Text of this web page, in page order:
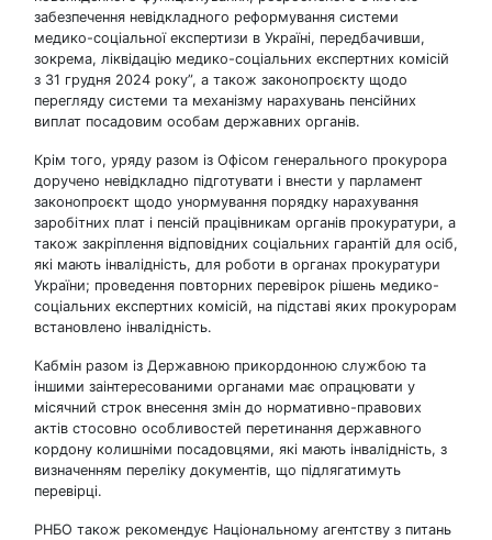
забезпечення невідкладного реформування системи
медико-соціальної експертизи в Україні, передбачивши,
зокрема, ліквідацію медико-соціальних експертних комісій
з 31 грудня 2024 року”, а також законопроєкту щодо
перегляду системи та механізму нарахувань пенсійних
виплат посадовим особам державних органів.
Крім того, уряду разом із Офісом генерального прокурора
доручено невідкладно підготувати і внести у парламент
законопроєкт щодо унормування порядку нарахування
заробітних плат і пенсій працівникам органів прокуратури, а
також закріплення відповідних соціальних гарантій для осіб,
які мають інвалідність, для роботи в органах прокуратури
України; проведення повторних перевірок рішень медико-
соціальних експертних комісій, на підставі яких прокурорам
встановлено інвалідність.
Кабмін разом із Державною прикордонною службою та
іншими заінтересованими органами має опрацювати у
місячний строк внесення змін до нормативно-правових
актів стосовно особливостей перетинання державного
кордону колишніми посадовцями, які мають інвалідність, з
визначенням переліку документів, що підлягатимуть
перевірці.
РНБО також рекомендує Національному агентству з питань